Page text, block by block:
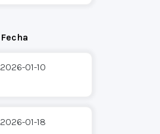
Fecha
2026-01-10
2026-01-18